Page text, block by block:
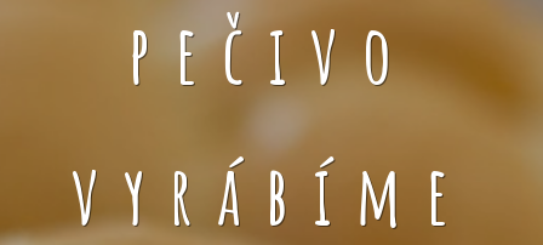
pečivo
vyrábíme